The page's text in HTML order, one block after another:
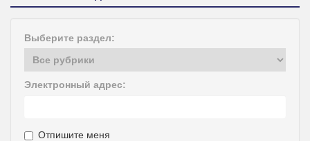
Выберите раздел:
Электронный адрес:
Отпишите меня